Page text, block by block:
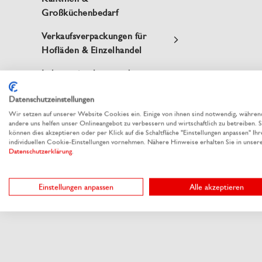
Unsere Produkte
Großküchenbedarf
Verkaufsverpackungen für
Hofläden & Einzelhandel
Lebensmittel versenden
Weihnachtsverpackungen
Osterverpackungen
Verpackungslinien by
RAUSCH
Datenschutzeinstellungen
Wir setzen auf unserer Website Cookies ein. Einige von ihnen sind notwendig,
andere uns helfen unser Onlineangebot zu verbessern und wirtschaftlich zu betreiben.
können dies akzeptieren oder per Klick auf die Schaltfläche "Einstellungen anpassen"
individuellen Cookie-Einstellungen vornehmen. Nähere Hinweise erhalten Sie in
Datenschutzerklärung.
Einstellungen anpassen Alle akzeptieren